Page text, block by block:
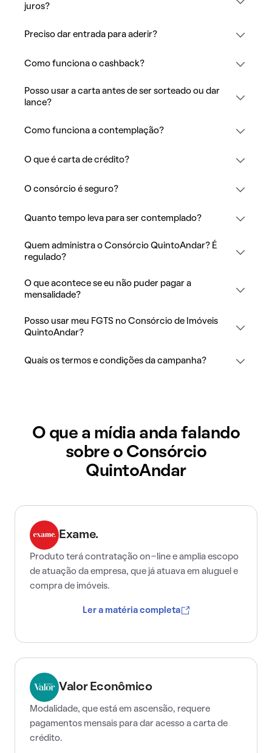
juros?
Preciso dar entrada para aderir?
Como funciona o cashback?
Posso usar a carta antes de ser sorteado ou dar
lance?
Como funciona a contemplação?
O que é carta de crédito?
O consórcio é seguro?
Quanto tempo leva para ser contemplado?
Quem administra o Consórcio QuintoAndar? É
regulado?
O que acontece se eu não puder pagar a
mensalidade?
Posso usar meu FGTS no Consórcio de Imóveis
QuintoAndar?
Quais os termos e condições da campanha?
O que a mídia anda falando
sobre o Consórcio
QuintoAndar
Exame.
Produto terá contratação on-line e amplia escopo
de atuação da empresa, que já atuava em aluguel e
compra de imóveis.
Ler a matéria completa
Valor Econômico
Modalidade, que está em ascensão, requere
pagamentos mensais para dar acesso a carta de
crédito.